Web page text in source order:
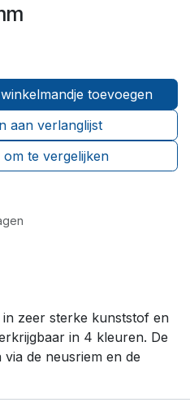
toevoegen
om te vergelijken
aan verlanglijst
zeer sterke kunststof en
in 4 kleuren. De
de neusriem en de